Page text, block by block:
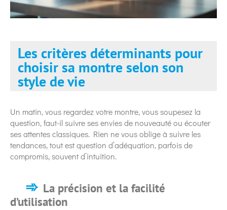
Les critères déterminants pour
choisir sa montre selon son
style de vie
Un matin, vous regardez votre montre, vous soupesez la
question, faut-il suivre ses envies de nouveauté ou écouter
ses attentes classiques. Rien ne vous oblige à suivre les
tendances, tout est question d’adéquation, parfois de
compromis, souvent d’intuition.
La précision et la facilité
d’utilisation